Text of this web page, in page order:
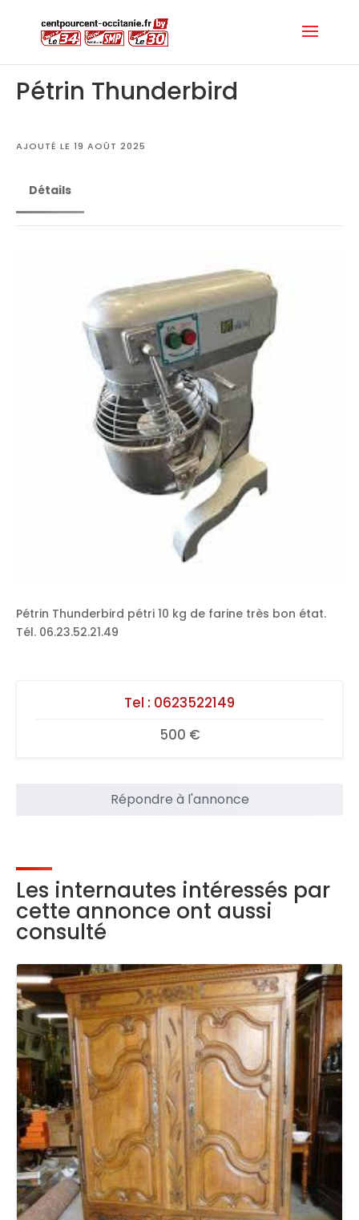
Pétrin Thunderbird
AJOUTÉ LE 19 AOÛT 2025
Détails
Pétrin Thunderbird pétri 10 kg de farine très bon état.
Tél. 06.23.52.21.49
Tel : 0623522149
500 €
Répondre à l'annonce
Les internautes intéressés par
cette annonce ont aussi
consulté